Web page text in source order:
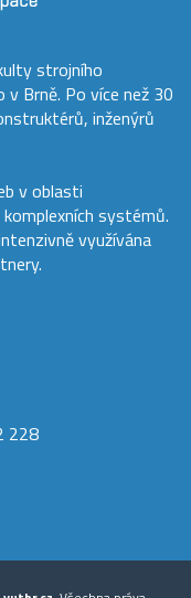
strojního
Brně. Po více než 30
inženýrů
v oblasti
systémů.
využívána
228